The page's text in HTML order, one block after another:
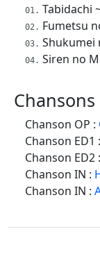
Tabidachi
Fumetsu
Shukumei
Siren no
Chansons
Chanson OP :
Chanson ED1 :
Chanson ED2 :
Chanson IN :
Chanson IN :